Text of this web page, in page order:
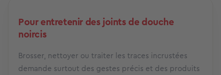
Pour entretenir des joints de douche
noircis
Brosser, nettoyer ou traiter les traces incrustées
demande surtout des gestes précis et des produits